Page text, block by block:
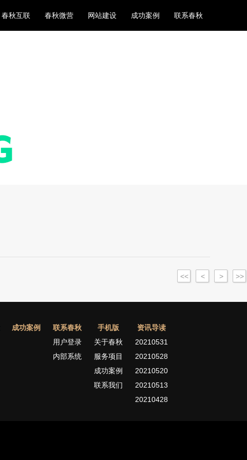
联系春秋
成功案例
网站建设
春秋微营
春秋互联
<< < > >>
成功案例
联系春秋
用户登录
内部系统
手机版
关于春秋
服务项目
成功案例
联系我们
资讯导读
20210531
20210528
20210520
20210513
20210428